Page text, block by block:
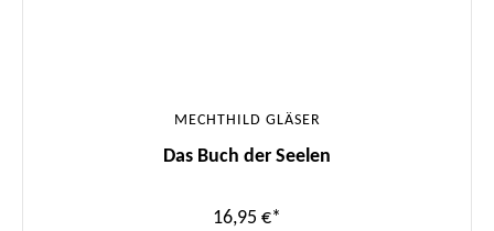
MECHTHILD GLÄSER
Das Buch der Seelen
16,95 €*